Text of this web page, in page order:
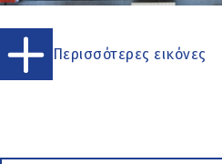
Περισσότερες εικόνες